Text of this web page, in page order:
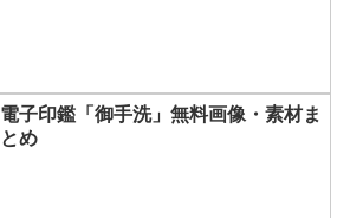
電子印鑑「御手洗」無料画像・素材ま
とめ